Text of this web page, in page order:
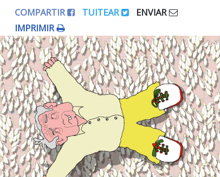
Editorial
Nacional
Colaboradores
Internacional
Cultura
COMPARTIR TUITEAR
ENVIAR
IMPRIMIR